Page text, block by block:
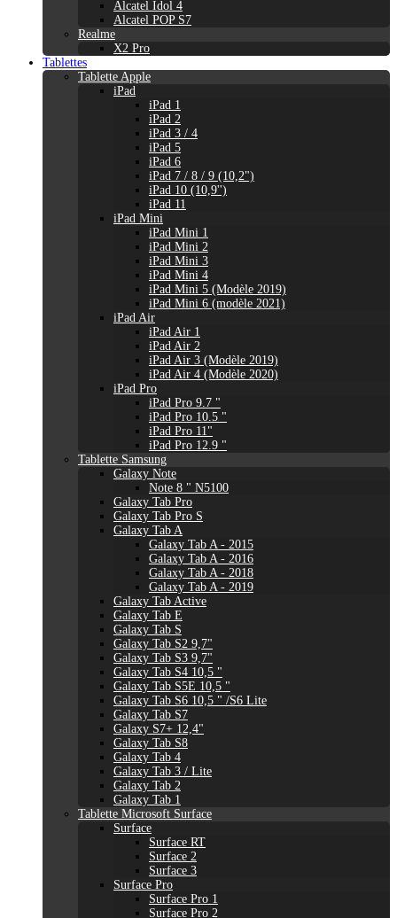
Alcatel Idol 4
Alcatel POP S7
Realme
X2 Pro
Tablettes
Tablette Apple
iPad
iPad 1
iPad 2
iPad 3 / 4
iPad 5
iPad 6
iPad 7 / 8 / 9 (10,2")
iPad 10 (10,9'')
iPad 11
iPad Mini
iPad Mini 1
iPad Mini 2
iPad Mini 3
iPad Mini 4
iPad Mini 5 (Modèle 2019)
iPad Mini 6 (modèle 2021)
iPad Air
iPad Air 1
iPad Air 2
iPad Air 3 (Modèle 2019)
iPad Air 4 (Modèle 2020)
iPad Pro
iPad Pro 9.7 "
iPad Pro 10.5 "
iPad Pro 11"
iPad Pro 12.9 "
Tablette Samsung
Galaxy Note
Note 8 " N5100
Galaxy Tab Pro
Galaxy Tab Pro S
Galaxy Tab A
Galaxy Tab A - 2015
Galaxy Tab A - 2016
Galaxy Tab A - 2018
Galaxy Tab A - 2019
Galaxy Tab Active
Galaxy Tab E
Galaxy Tab S
Galaxy Tab S2 9,7"
Galaxy Tab S3 9,7"
Galaxy Tab S4 10,5 "
Galaxy Tab S5E 10,5 "
Galaxy Tab S6 10,5 " /S6 Lite
Galaxy Tab S7
Galaxy S7+ 12,4"
Galaxy Tab S8
Galaxy Tab 4
Galaxy Tab 3 / Lite
Galaxy Tab 2
Galaxy Tab 1
Tablette Microsoft Surface
Surface
Surface RT
Surface 2
Surface 3
Surface Pro
Surface Pro 1
Surface Pro 2